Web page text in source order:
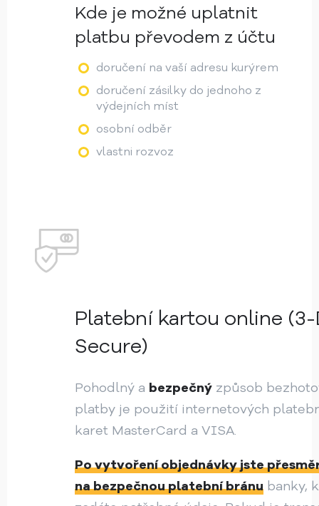
Kde je možné uplatnit
platbu převodem z účtu
doručení na vaší adresu kurýrem
doručení zásilky do jednoho z
výdejních míst
osobní odběr
vlastni rozvoz
Platební kartou online
Secure)
Pohodlný a bezpečný způsob
platby je použití internetových
karet MasterCard a VISA.
Po vytvoření objednávky jste
na bezpečnou platební bránu banky,